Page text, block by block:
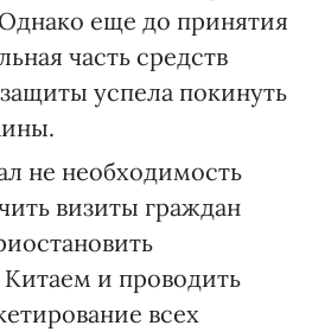
еще до принятия
часть средств
успела покинуть
не необходимость
визиты граждан
и проводить
всех